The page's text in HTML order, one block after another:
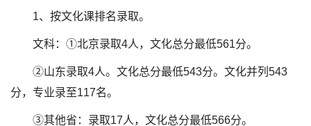
1、按文化课排名录取。
文科：①北京录取4人，文化总分最低561分。
②山东录取4人。文化总分最低543分。文化并列543
分，专业录至117名。
③其他省：录取17人，文化总分最低566分。